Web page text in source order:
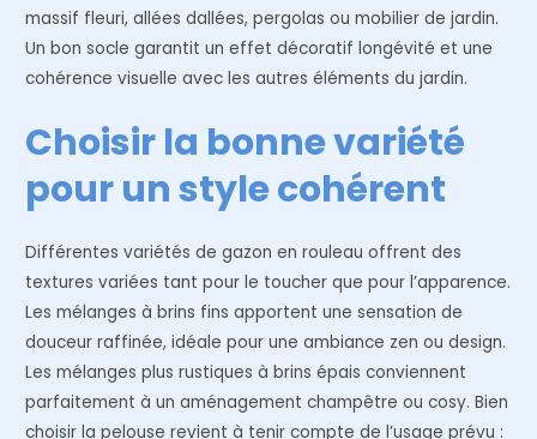
massif fleuri, allées dallées, pergolas ou mobilier de jardin.
Un bon socle garantit un effet décoratif longévité et une
cohérence visuelle avec les autres éléments du jardin.
Choisir la bonne variété
pour un style cohérent
Différentes variétés de gazon en rouleau offrent des
textures variées tant pour le toucher que pour l’apparence.
Les mélanges à brins fins apportent une sensation de
douceur raffinée, idéale pour une ambiance zen ou design.
Les mélanges plus rustiques à brins épais conviennent
parfaitement à un aménagement champêtre ou cosy. Bien
choisir la pelouse revient à tenir compte de l’usage prévu :